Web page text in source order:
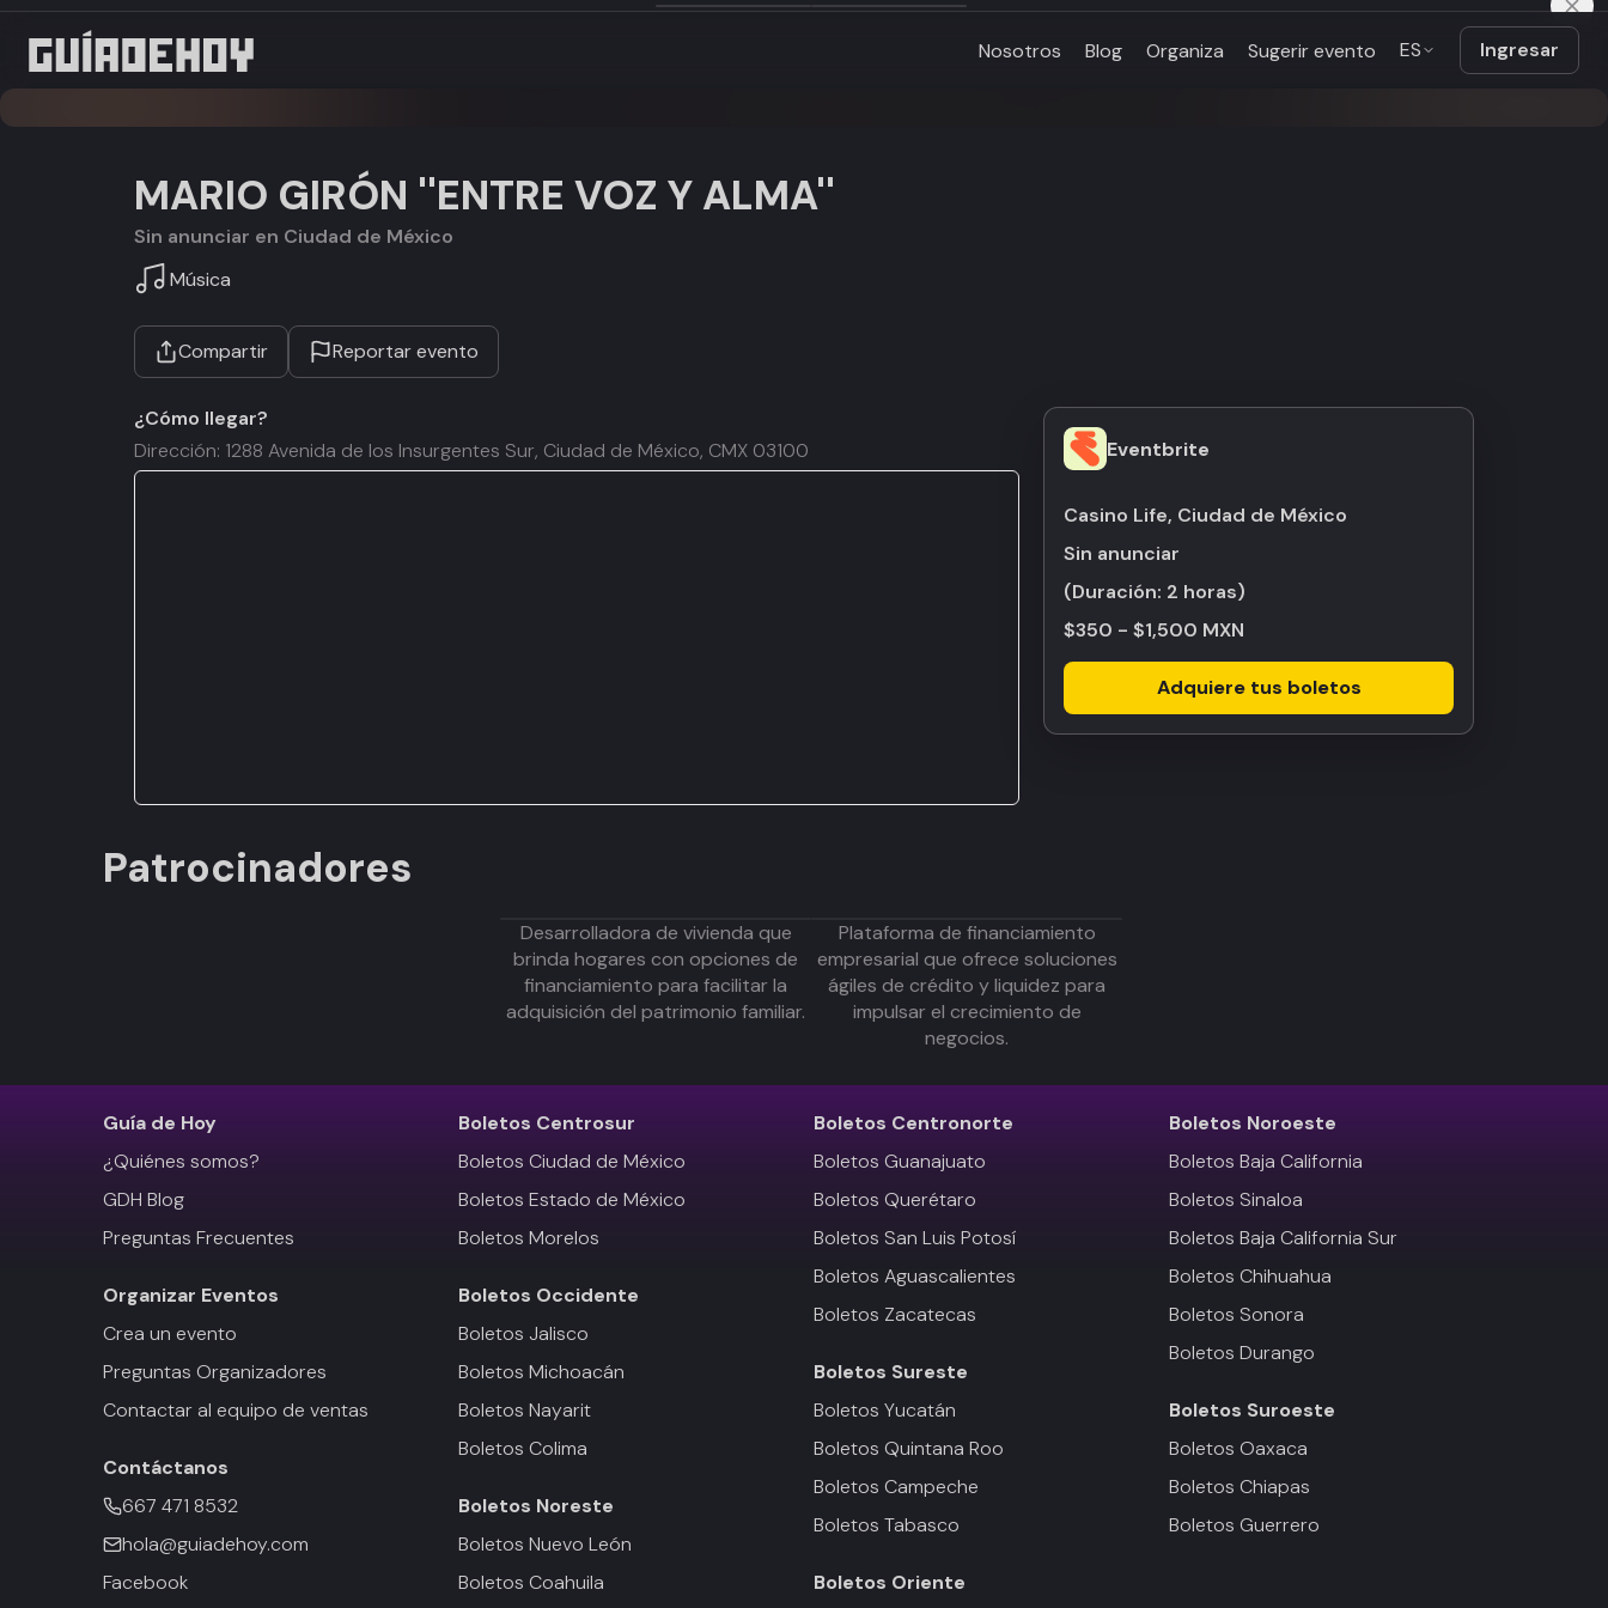
Nosotros Blog Organiza Sugerir evento ES Ingresar
MARIO GIRÓN ''ENTRE VOZ Y ALMA''
Sin anunciar en Ciudad de México
Música
Compartir Reportar evento
Eventbrite
Casino Life, Ciudad de México
Sin anunciar
(Duración: 2 horas)
$350 - $1,500 MXN
Adquiere tus boletos
¿Cómo llegar?
Dirección: 1288 Avenida de los Insurgentes Sur, Ciudad de México, CMX 03100
Patrocinadores
Desarrolladora de vivienda que
brinda hogares con opciones de
financiamiento para facilitar la
adquisición del patrimonio familiar.
Plataforma de financiamiento
empresarial que ofrece soluciones
ágiles de crédito y liquidez para
impulsar el crecimiento de
negocios.
Guía de Hoy
¿Quiénes somos?
GDH Blog
Preguntas Frecuentes
Organizar Eventos
Crea un evento
Preguntas Organizadores
Contactar al equipo de ventas
Contáctanos
667 471 8532
hola@guiadehoy.com
Facebook
Boletos Centrosur
Boletos Ciudad de México
Boletos Estado de México
Boletos Morelos
Boletos Occidente
Boletos Jalisco
Boletos Michoacán
Boletos Nayarit
Boletos Colima
Boletos Noreste
Boletos Nuevo León
Boletos Coahuila
Boletos Centronorte
Boletos Guanajuato
Boletos Querétaro
Boletos San Luis Potosí
Boletos Aguascalientes
Boletos Zacatecas
Boletos Sureste
Boletos Yucatán
Boletos Quintana Roo
Boletos Campeche
Boletos Tabasco
Boletos Oriente
Boletos Noroeste
Boletos Baja California
Boletos Sinaloa
Boletos Baja California Sur
Boletos Chihuahua
Boletos Sonora
Boletos Durango
Boletos Suroeste
Boletos Oaxaca
Boletos Chiapas
Boletos Guerrero